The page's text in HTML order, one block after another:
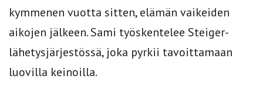
kymmenen vuotta sitten, elämän vaikeiden
aikojen jälkeen. Sami työskentelee Steiger-
lähetysjärjestössä, joka pyrkii tavoittamaan
luovilla keinoilla.